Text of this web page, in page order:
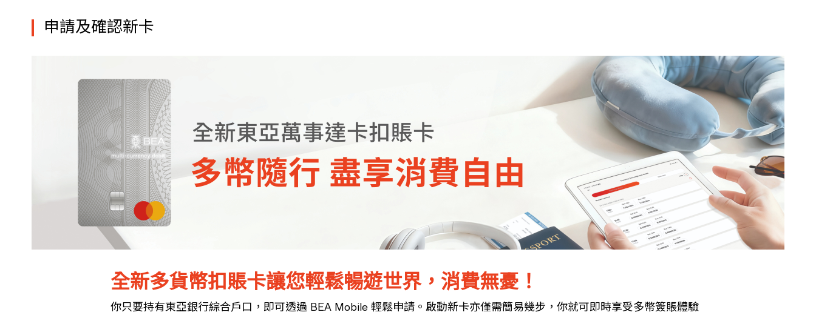
申請及確認新卡
全新多貨幣扣賬卡讓您輕鬆暢遊世界，消費無憂！
你只要持有東亞銀行綜合戶口，即可透過 BEA Mobile 輕鬆申請。啟動新卡亦僅需簡易幾步，你就可即時享受多幣簽賬體驗